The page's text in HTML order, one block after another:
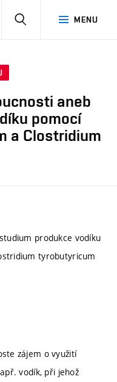
MENU
aneb
pomocí
a Clostridium
produkce vodíku
tyrobutyricum
zájem o využití
vodík, při jehož